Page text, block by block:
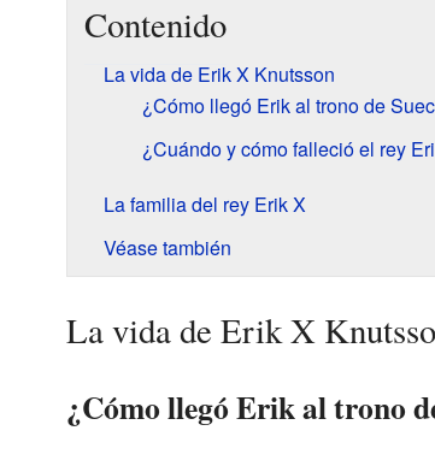
Contenido
La vida de Erik X Knutsson
¿Cómo llegó Erik al trono de
¿Cuándo y cómo falleció el rey
La familia del rey Erik X
Véase también
La vida de Erik X
¿Cómo llegó Erik al trono